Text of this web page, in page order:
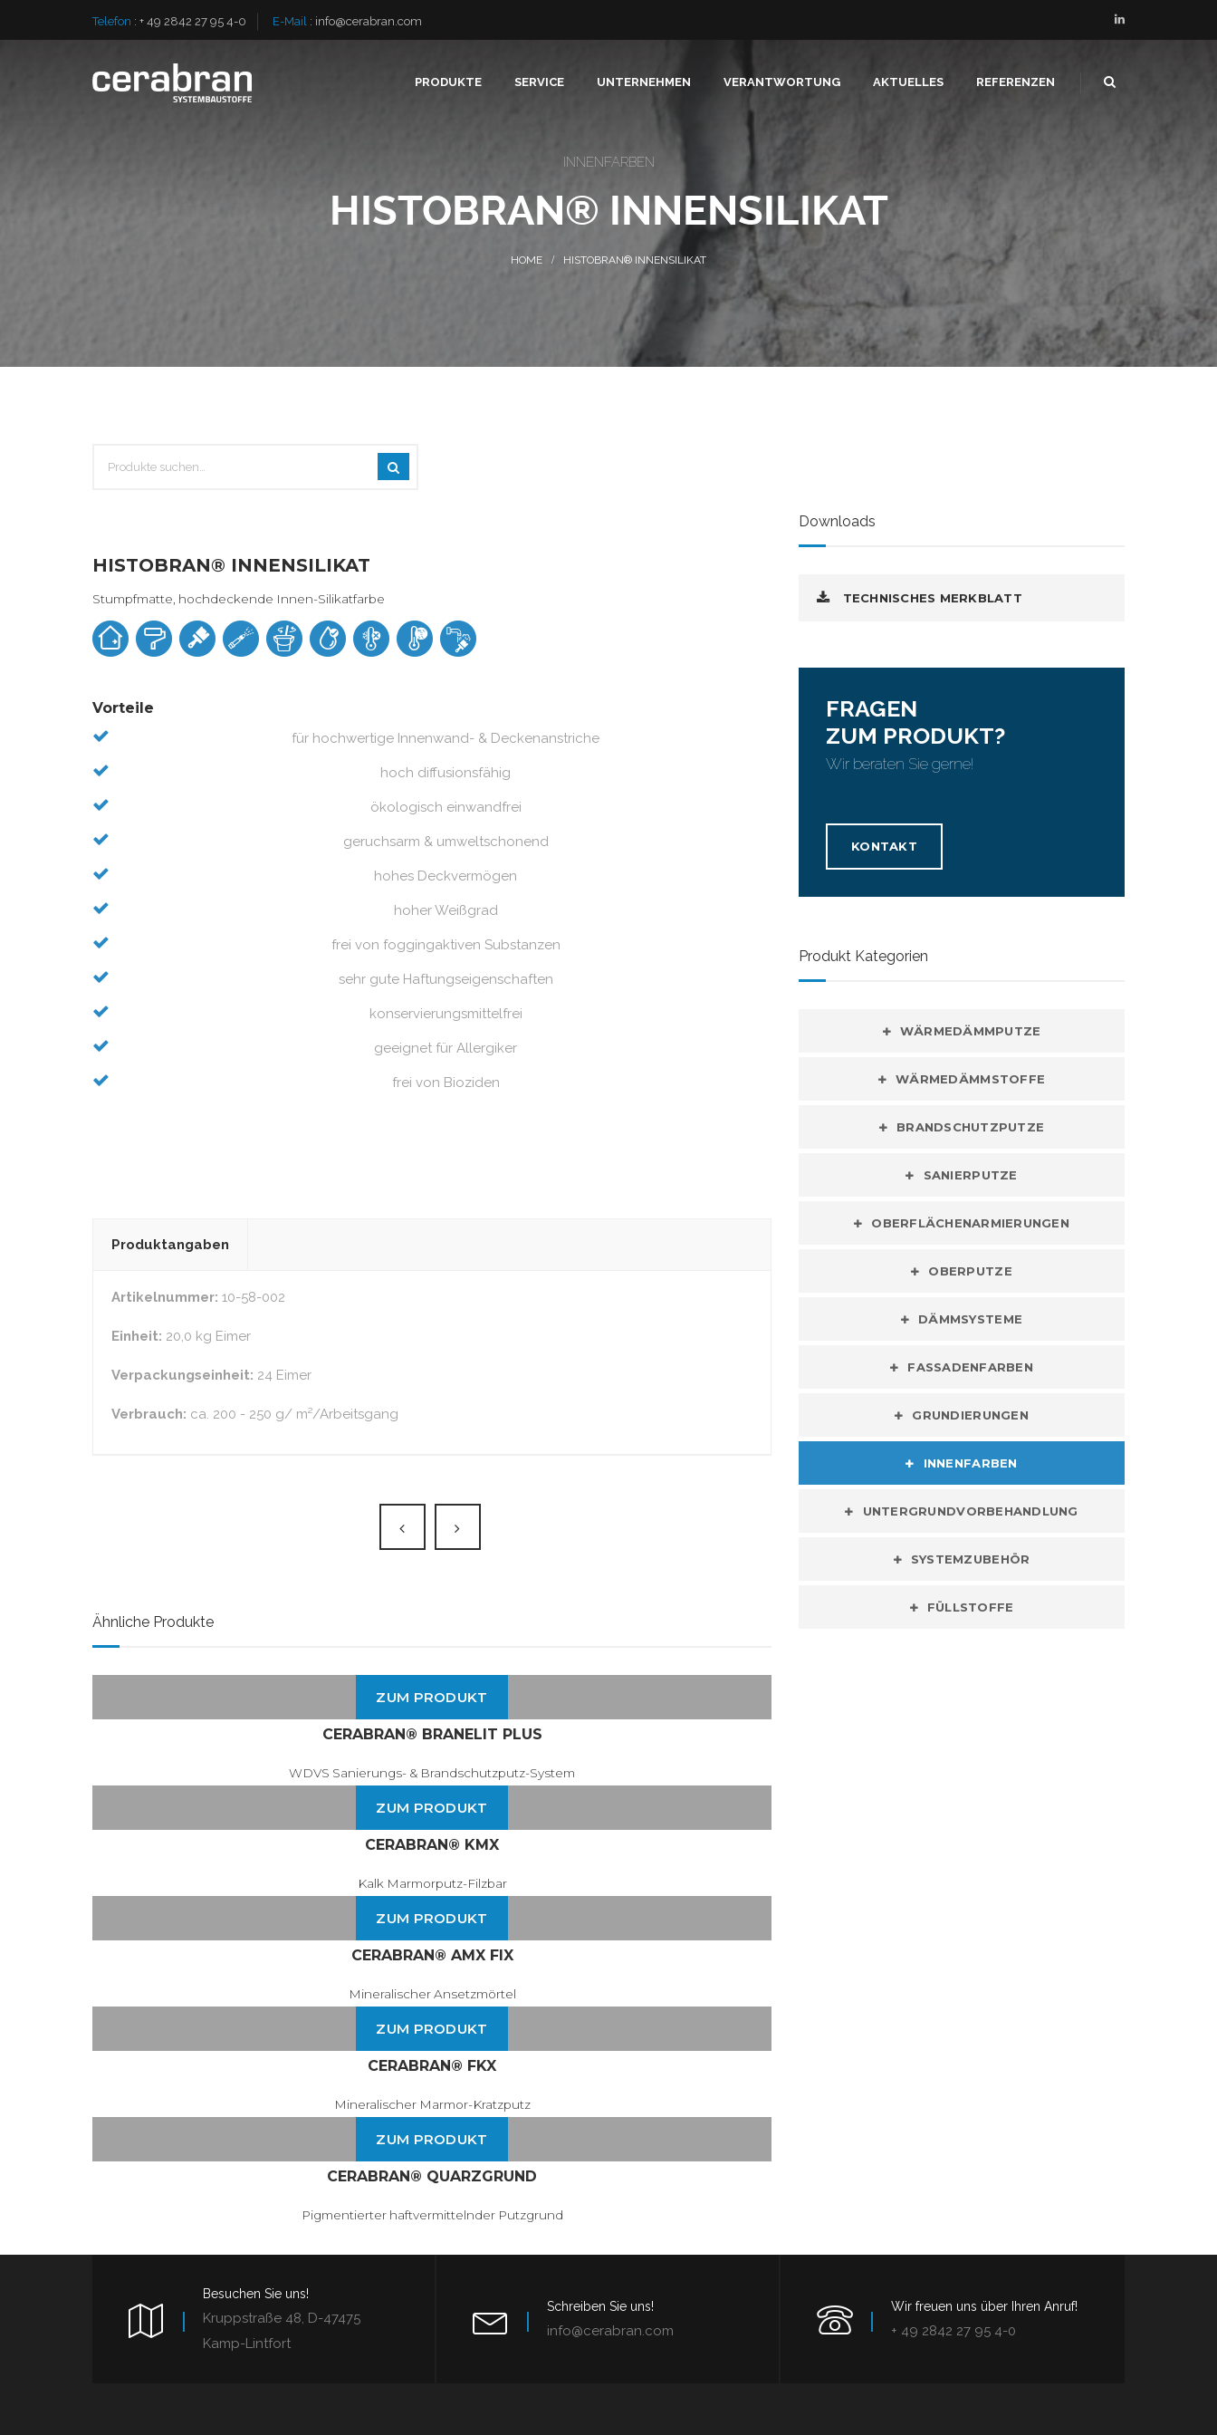
Telefon : + 49 2842 27 95 4-0 E-Mail : info@cerabran.com
PRODUKTE SERVICE UNTERNEHMEN VERANTWORTUNG AKTUELLES REFERENZEN
INNENFARBEN
HISTOBRAN® INNENSILIKAT
HISTOBRAN® INNENSILIKAT
HISTOBRAN® INNENSILIKAT
Stumpfmatte, hochdeckende Innen-Silikatfarbe
Vorteile
für hochwertige Innenwand- & Deckenanstriche
hoch diffusionsfähig
ökologisch einwandfrei
geruchsarm & umweltschonend
hohes Deckvermögen
hoher Weißgrad
frei von foggingaktiven Substanzen
sehr gute Haftungseigenschaften
konservierungsmittelfrei
geeignet für Allergiker
frei von Bioziden
Produktangaben
Artikelnummer: 10-58-002
Einheit: 20,0 kg Eimer
Verpackungseinheit: 24 Eimer
Verbrauch: ca. 200 - 250 g/ m²/Arbeitsgang
Ähnliche Produkte
ZUM PRODUKT
CERABRAN® BRANELIT PLUS
WDVS Sanierungs- & Brandschutzputz-System
ZUM PRODUKT
CERABRAN® KMX
Kalk Marmorputz-Filzbar
ZUM PRODUKT
CERABRAN® AMX FIX
Mineralischer Ansetzmörtel
ZUM PRODUKT
CERABRAN® FKX
Mineralischer Marmor-Kratzputz
ZUM PRODUKT
CERABRAN® QUARZGRUND
Pigmentierter haftvermittelnder Putzgrund
Downloads
TECHNISCHES MERKBLATT
FRAGEN
ZUM PRODUKT?
Wir beraten Sie gerne!
KONTAKT
Produkt Kategorien
WÄRMEDÄMMPUTZE
WÄRMEDÄMMSTOFFE
BRANDSCHUTZPUTZE
SANIERPUTZE
OBERFLÄCHENARMIERUNGEN
OBERPUTZE
DÄMMSYSTEME
FASSADENFARBEN
GRUNDIERUNGEN
INNENFARBEN
UNTERGRUNDVORBEHANDLUNG
SYSTEMZUBEHÖR
FÜLLSTOFFE
Besuchen Sie uns!
Kruppstraße 48, D-47475
Kamp-Lintfort
Schreiben Sie uns!
info@cerabran.com
Wir freuen uns über Ihren Anruf!
+ 49 2842 27 95 4-0